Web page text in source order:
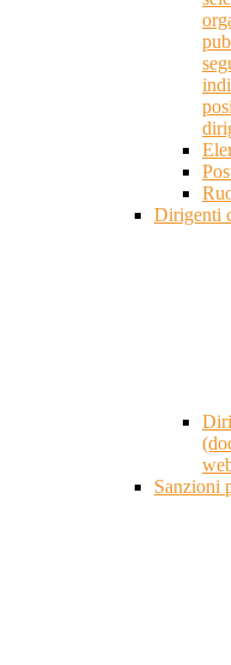
Dirigenti
Sanzioni